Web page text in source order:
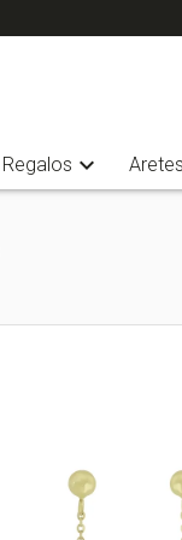
Regalos expand_more Aretes